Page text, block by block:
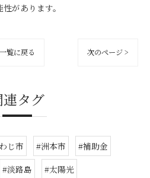
があります。
一覧に戻る 次のページ >
連タグ
じ市 #洲本市
#補助金
#淡路島 #太陽光